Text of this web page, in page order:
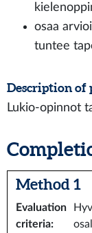
osaa
tuntee
Description of
Lukio-opinnot
Method 1
Evaluation
criteria: